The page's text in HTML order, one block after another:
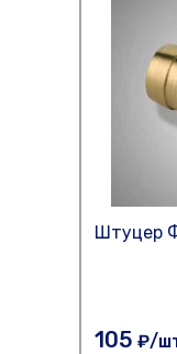
Штуцер
105 ₽/